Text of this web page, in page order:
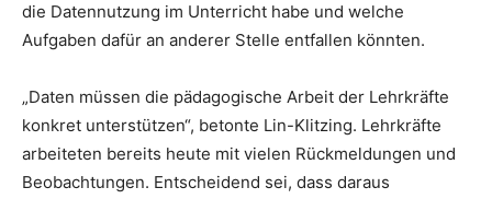
die Datennutzung im Unterricht habe und welche
Aufgaben dafür an anderer Stelle entfallen könnten.
„Daten müssen die pädagogische Arbeit der Lehrkräfte
konkret unterstützen“, betonte Lin-Klitzing. Lehrkräfte
arbeiteten bereits heute mit vielen Rückmeldungen und
Beobachtungen. Entscheidend sei, dass daraus